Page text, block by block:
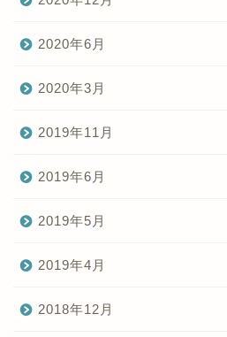
2020年6月
2020年3月
2019年11月
2019年6月
2019年5月
2019年4月
2018年12月